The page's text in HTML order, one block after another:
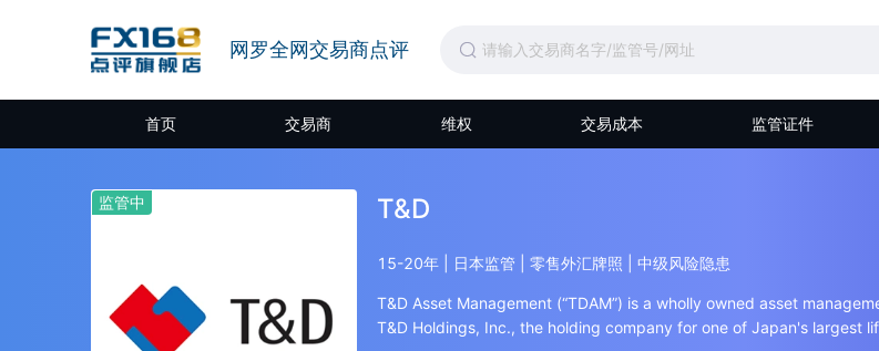
网罗全网交易商点评
首页 交易商 维权 交易成本 监管证件
监管中 T&D
15-20年 | 日本监管 | 零售外汇牌照 | 中级风险隐患
T&D Asset Management (“TDAM”) is a wholly owned asset
T&D Holdings, Inc., the holding company for one of Japan's largest